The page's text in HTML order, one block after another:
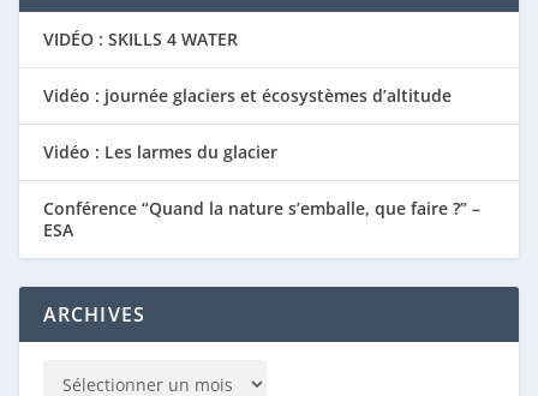
VIDÉO : SKILLS 4 WATER
Vidéo : journée glaciers et écosystèmes d’altitude
Vidéo : Les larmes du glacier
Conférence “Quand la nature s’emballe, que faire ?” –
ESA
ARCHIVES